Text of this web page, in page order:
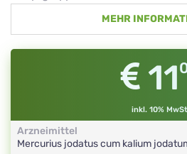
MEHR
11
inkl. 10% MwSt
Arzneimittel
Mercurius jodatus cum kalium